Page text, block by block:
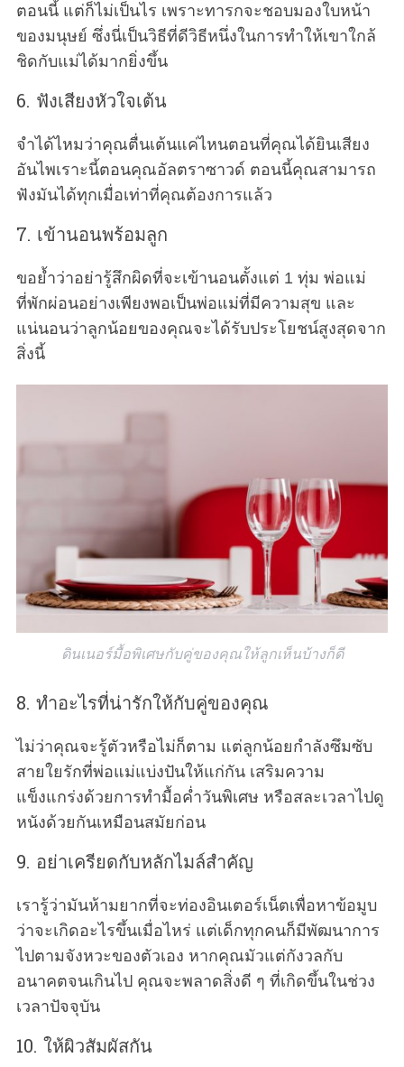
ตอนนี้ แต่ก็ไม่เป็นไร เพราะทารกจะชอบมองใบหน้า
ของมนุษย์ ซึ่งนี่เป็นวิธีที่ดีวิธีหนึ่งในการทำให้เขาใกล้
ชิดกับแม่ได้มากยิ่งขึ้น
6. ฟังเสียงหัวใจเต้น
จำได้ไหมว่าคุณตื่นเต้นแค่ไหนตอนที่คุณได้ยินเสียง
อันไพเราะนี้ตอนคุณอัลตราซาวด์ ตอนนี้คุณสามารถ
ฟังมันได้ทุกเมื่อเท่าที่คุณต้องการแล้ว
7. เข้านอนพร้อมลูก
ขอย้ำว่าอย่ารู้สึกผิดที่จะเข้านอนตั้งแต่ 1 ทุ่ม พ่อแม่
ที่พักผ่อนอย่างเพียงพอเป็นพ่อแม่ที่มีความสุข และ
แน่นอนว่าลูกน้อยของคุณจะได้รับประโยชน์สูงสุดจาก
สิ่งนี้
ดินเนอร์มื้อพิเศษกับคู่ของคุณให้ลูกเห็นบ้างก็ดี
8. ทำอะไรที่น่ารักให้กับคู่ของคุณ
ไม่ว่าคุณจะรู้ตัวหรือไม่ก็ตาม แต่ลูกน้อยกำลังซึมซับ
สายใยรักที่พ่อแม่แบ่งปันให้แก่กัน เสริมความ
แข็งแกร่งด้วยการทำมื้อค่ำวันพิเศษ หรือสละเวลาไปดู
หนังด้วยกันเหมือนสมัยก่อน
9. อย่าเครียดกับหลักไมล์สำคัญ
เรารู้ว่ามันห้ามยากที่จะท่องอินเตอร์เน็ตเพื่อหาข้อมูบ
ว่าจะเกิดอะไรขึ้นเมื่อไหร่ แต่เด็กทุกคนก็มีพัฒนาการ
ไปตามจังหวะของตัวเอง หากคุณมัวแต่กังวลกับ
อนาคตจนเกินไป คุณจะพลาดสิ่งดี ๆ ที่เกิดขึ้นในช่วง
เวลาปัจจุบัน
10. ให้ผิวสัมผัสกัน